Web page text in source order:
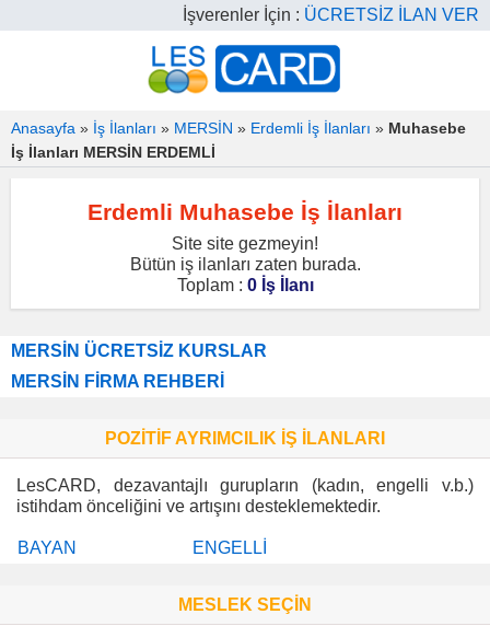
İşverenler İçin : ÜCRETSİZ İLAN VER
Anasayfa » İş İlanları » MERSİN » Erdemli İş İlanları » Muhasebe
İş İlanları MERSİN ERDEMLİ
Erdemli Muhasebe İş İlanları
Site site gezmeyin!
Bütün iş ilanları zaten burada.
Toplam : 0 İş İlanı
MERSİN ÜCRETSİZ KURSLAR
MERSİN FİRMA REHBERİ
POZİTİF AYRIMCILIK İŞ İLANLARI
LesCARD, dezavantajlı gurupların (kadın, engelli v.b.)
istihdam önceliğini ve artışını desteklemektedir.
BAYAN ENGELLİ
MESLEK SEÇİN